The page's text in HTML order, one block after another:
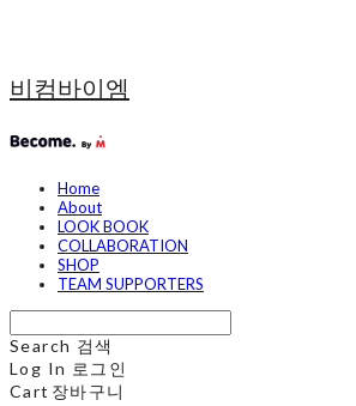
비컴바이엠
Home
About
LOOK BOOK
COLLABORATION
SHOP
TEAM SUPPORTERS
Search 검색
Log In 로그인
Cart 장바구니